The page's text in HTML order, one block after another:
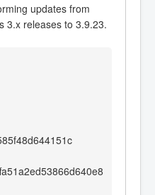
updates from
3.x releases to 3.9.23.